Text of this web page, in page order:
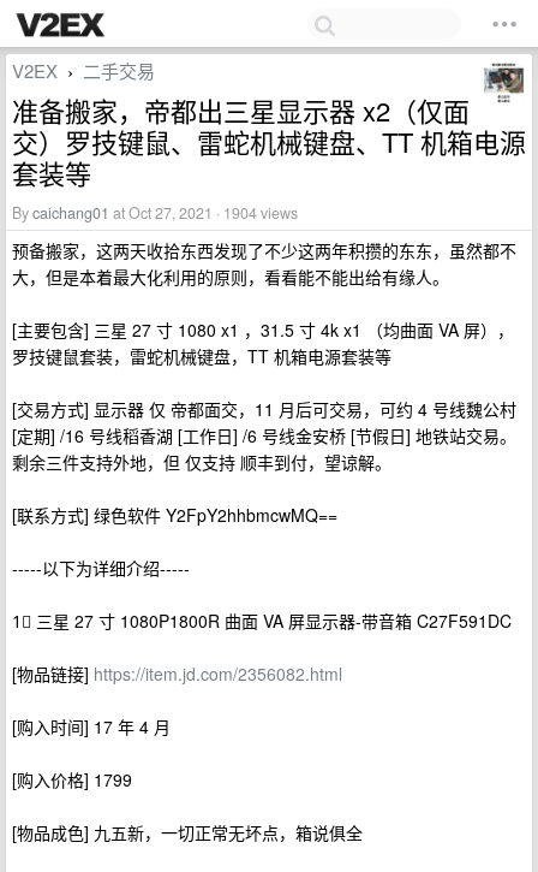
V2EX › 二手交易
准备搬家，帝都出三星显示器 x2（仅面
交）罗技键鼠、雷蛇机械键盘、TT 机箱电源
套装等
Bycaichang01 at Oct 27, 2021 · 1904 views
预备搬家，这两天收拾东西发现了不少这两年积攒的东东，虽然都不
大，但是本着最大化利用的原则，看看能不能出给有缘人。
[主要包含] 三星 27 寸 1080 x1 ，31.5 寸 4k x1 （均曲面 VA 屏），
罗技键鼠套装，雷蛇机械键盘，TT 机箱电源套装等
[交易方式] 显示器 仅 帝都面交，11 月后可交易，可约 4 号线魏公村
[定期] /16 号线稻香湖 [工作日] /6 号线金安桥 [节假日] 地铁站交易。
剩余三件支持外地，但 仅支持 顺丰到付，望谅解。
[联系方式] 绿色软件 Y2FpY2hhbmcwMQ==
-----以下为详细介绍-----
1⃣️ 三星 27 寸 1080P1800R 曲面 VA 屏显示器-带音箱 C27F591DC
[物品链接] https://item.jd.com/2356082.html
[购入时间] 17 年 4 月
[购入价格] 1799
[物品成色] 九五新，一切正常无坏点，箱说俱全